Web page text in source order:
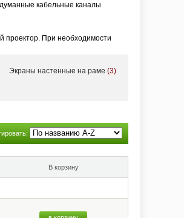
кабельные каналы
проектор. При необходимости
короткофокусной проекции, в том
VividStorm есть ALR-экраны
Экраны настенные на раме (3)
В корзину